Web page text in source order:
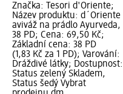
Značka: Tesori d'Oriente;
Název produktu: d´Oriente
aviváž na prádlo Ayurveda,
38 PD; Cena: 69,50 Kč;
Základní cena: 38 PD
(1,83 Kč za 1 PD); Varování:
Dráždivé látky; Dostupnost:
Status zelený Skladem,
Status šedý Vybrat